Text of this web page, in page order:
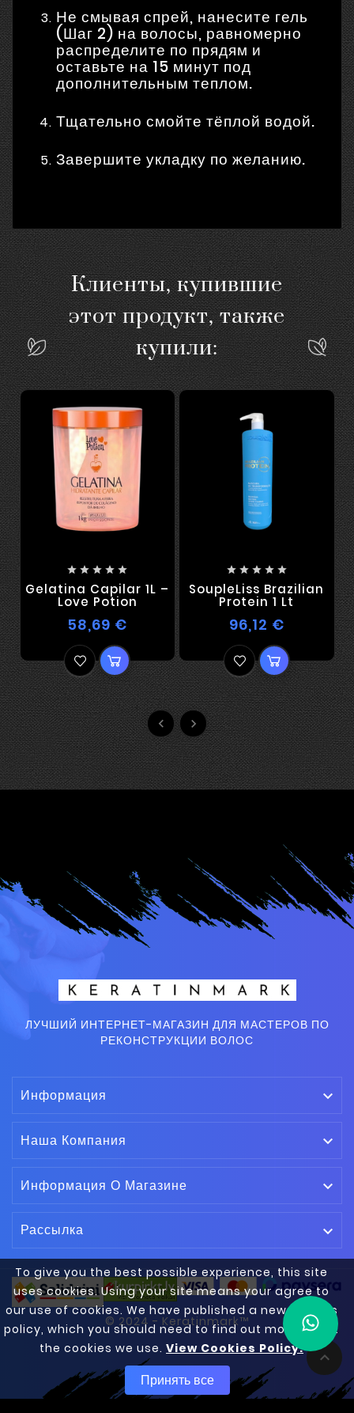
To give you the best possible experience, this site
uses cookies. Using your site means your agree to
our use of cookies. We have published a new cookies
policy, which you should need to find out more about
the cookies we use. View Cookies Policy.
Принять все
Не смывая спрей, нанесите гель
(Шаг 2) на волосы, равномерно
распределите по прядям и
оставьте на 15 минут под
дополнительным теплом.
Тщательно смойте тёплой водой.
Завершите укладку по желанию.
Клиенты, купившие
этот продукт, также
купили:
    
Gelatina Capilar 1L –
Love Potion
58,69 €
    
SoupleLiss Brazilian
Protein 1 Lt
96,12 €
 
ЛУЧШИЙ ИНТЕРНЕТ-МАГАЗИН ДЛЯ МАСТЕРОВ ПО
РЕКОНСТРУКЦИИ ВОЛОС
Информация 
Наша Компания 
Информация О Магазине 
Рассылка 

© 2024 - Keratinmark™